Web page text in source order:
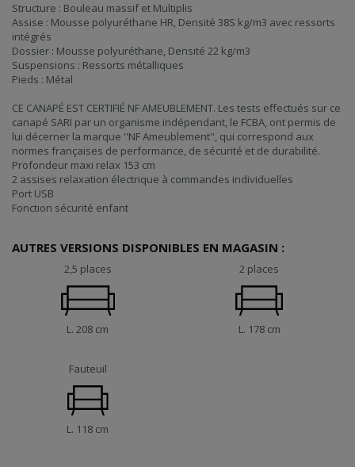
Structure : Bouleau massif et Multiplis
Assise : Mousse polyuréthane HR, Densité 38S kg/m3 avec ressorts
intégrés
Dossier : Mousse polyuréthane, Densité 22 kg/m3
Suspensions : Ressorts métalliques
Pieds : Métal
CE CANAPÉ EST CERTIFIÉ NF AMEUBLEMENT. Les tests effectués sur ce
canapé SARI par un organisme indépendant, le FCBA, ont permis de
lui décerner la marque ''NF Ameublement'', qui correspond aux
normes françaises de performance, de sécurité et de durabilité.
Profondeur maxi relax 153 cm
2 assises relaxation électrique à commandes individuelles
Port USB
Fonction sécurité enfant
AUTRES VERSIONS DISPONIBLES EN MAGASIN :
2,5 places
L. 208 cm
2 places
L. 178 cm
Fauteuil
L. 118 cm